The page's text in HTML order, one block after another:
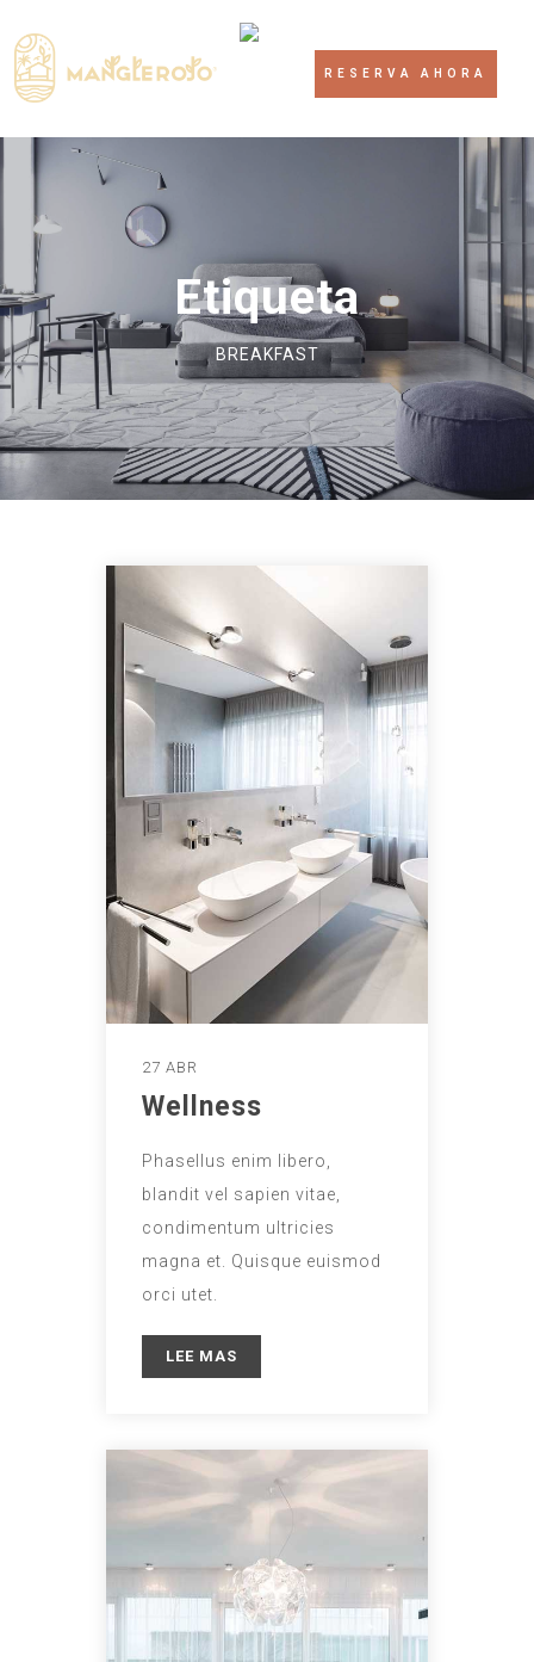
RESERVA AHORA
Etiqueta
BREAKFAST
27 ABR
Wellness
Phasellus enim libero,
blandit vel sapien vitae,
condimentum ultricies
magna et. Quisque euismod
orci utet.
LEE MAS